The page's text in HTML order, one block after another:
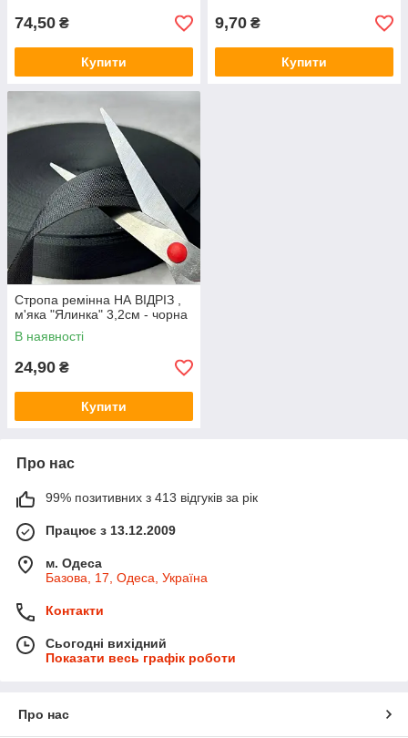
74,50 ₴
Купити
9,70 ₴
Купити
Стропа ремінна НА ВІДРІЗ ,
м'яка "Ялинка" 3,2см - чорна
В наявності
24,90 ₴
Купити
Про нас
99% позитивних з 413 відгуків за рік
Працює з 13.12.2009
м. Одеса
Базова, 17, Одеса, Україна
Контакти
Сьогодні вихідний
Показати весь графік роботи
Про нас